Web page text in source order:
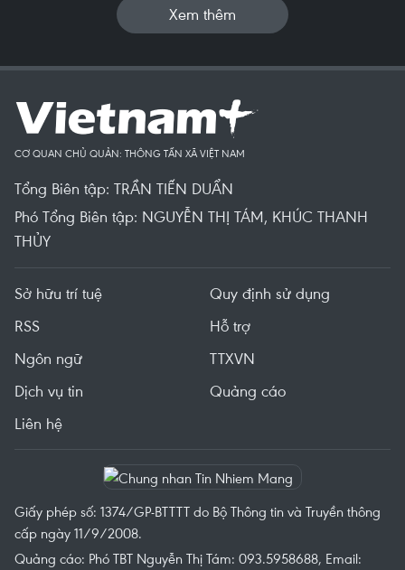
Xem thêm
CƠ QUAN CHỦ QUẢN: THÔNG TẤN XÃ VIỆT NAM
Tổng Biên tập: TRẦN TIẾN DUẨN
Phó Tổng Biên tập: NGUYỄN THỊ TÁM, KHÚC THANH
THỦY
Sở hữu trí tuệ
Quy định sử dụng
RSS
Hỗ trợ
Ngôn ngữ
TTXVN
Dịch vụ tin
Quảng cáo
Liên hệ
Giấy phép số: 1374/GP-BTTTT do Bộ Thông tin và Truyền thông
cấp ngày 11/9/2008.
Quảng cáo: Phó TBT Nguyễn Thị Tám: 093.5958688, Email: